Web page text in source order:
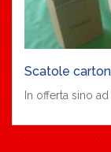
Scatole
In offerta sino